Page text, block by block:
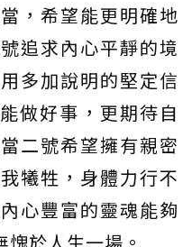
，希望能更明確地
追求內心平靜的境
多加說明的堅定信
做好事，更期待自
二號希望擁有親密
犧牲，身體力行不
心豐富的靈魂能夠